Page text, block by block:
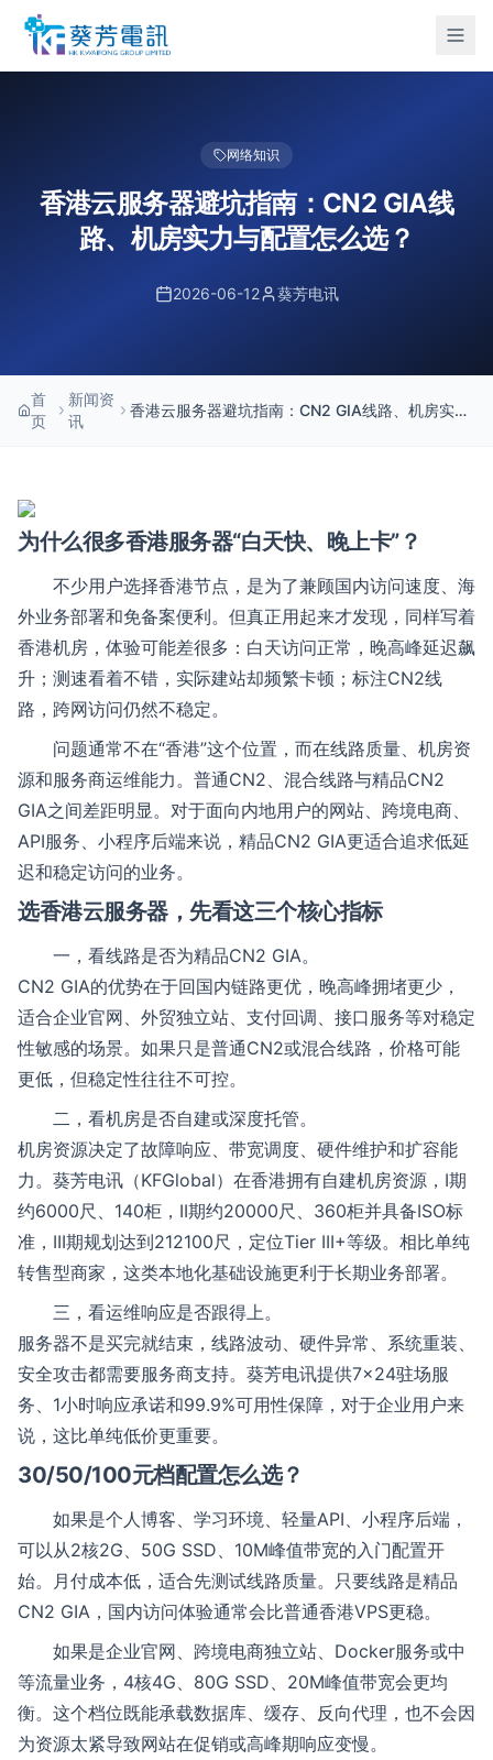
网络知识
香港云服务器避坑指南：CN2 GIA线
路、机房实力与配置怎么选？
2026-06-12 葵芳电讯
首
页
新闻资
讯
香港云服务器避坑指南：CN2 GIA线路、机房实力
为什么很多香港服务器“白天快、晚上卡”？
不少用户选择香港节点，是为了兼顾国内访问速度、海
外业务部署和免备案便利。但真正用起来才发现，同样写着
香港机房，体验可能差很多：白天访问正常，晚高峰延迟飙
升；测速看着不错，实际建站却频繁卡顿；标注CN2线
路，跨网访问仍然不稳定。
问题通常不在“香港”这个位置，而在线路质量、机房资
源和服务商运维能力。普通CN2、混合线路与精品CN2
GIA之间差距明显。对于面向内地用户的网站、跨境电商、
API服务、小程序后端来说，精品CN2 GIA更适合追求低延
迟和稳定访问的业务。
选香港云服务器，先看这三个核心指标
一，看线路是否为精品CN2 GIA。
CN2 GIA的优势在于回国内链路更优，晚高峰拥堵更少，
适合企业官网、外贸独立站、支付回调、接口服务等对稳定
性敏感的场景。如果只是普通CN2或混合线路，价格可能
更低，但稳定性往往不可控。
二，看机房是否自建或深度托管。
机房资源决定了故障响应、带宽调度、硬件维护和扩容能
力。葵芳电讯（KFGlobal）在香港拥有自建机房资源，I期
约6000尺、140柜，II期约20000尺、360柜并具备ISO标
准，III期规划达到212100尺，定位Tier III+等级。相比单纯
转售型商家，这类本地化基础设施更利于长期业务部署。
三，看运维响应是否跟得上。
服务器不是买完就结束，线路波动、硬件异常、系统重装、
安全攻击都需要服务商支持。葵芳电讯提供7×24驻场服
务、1小时响应承诺和99.9%可用性保障，对于企业用户来
说，这比单纯低价更重要。
30/50/100元档配置怎么选？
如果是个人博客、学习环境、轻量API、小程序后端，
可以从2核2G、50G SSD、10M峰值带宽的入门配置开
始。月付成本低，适合先测试线路质量。只要线路是精品
CN2 GIA，国内访问体验通常会比普通香港VPS更稳。
如果是企业官网、跨境电商独立站、Docker服务或中
等流量业务，4核4G、80G SSD、20M峰值带宽会更均
衡。这个档位既能承载数据库、缓存、反向代理，也不会因
为资源太紧导致网站在促销或高峰期响应变慢。